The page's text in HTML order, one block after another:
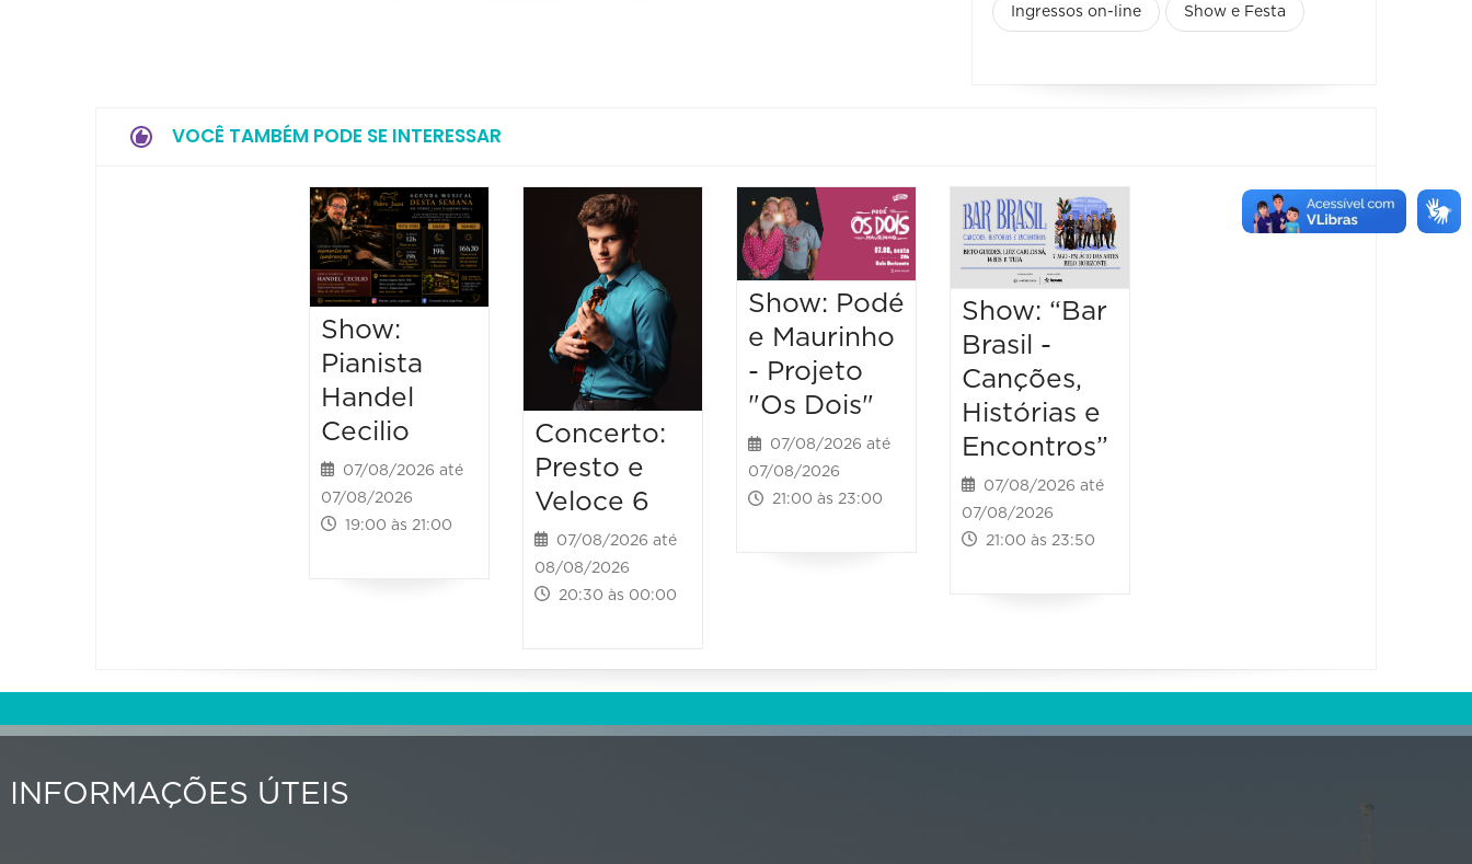
Ingressos on-line Show e Festa
VOCÊ TAMBÉM PODE SE INTERESSAR
Show:
Pianista
Handel
Cecilio
07/08/2026 até
07/08/2026
19:00 às 21:00
Concerto:
Presto e
Veloce 6
07/08/2026 até
08/08/2026
20:30 às 00:00
Show: Podé
e Maurinho
- Projeto
"Os Dois"
07/08/2026 até
07/08/2026
21:00 às 23:00
Show: “Bar
Brasil -
Canções,
Histórias e
Encontros”
07/08/2026 até
07/08/2026
21:00 às 23:50
Blues na
INFORMAÇÕES ÚTEIS